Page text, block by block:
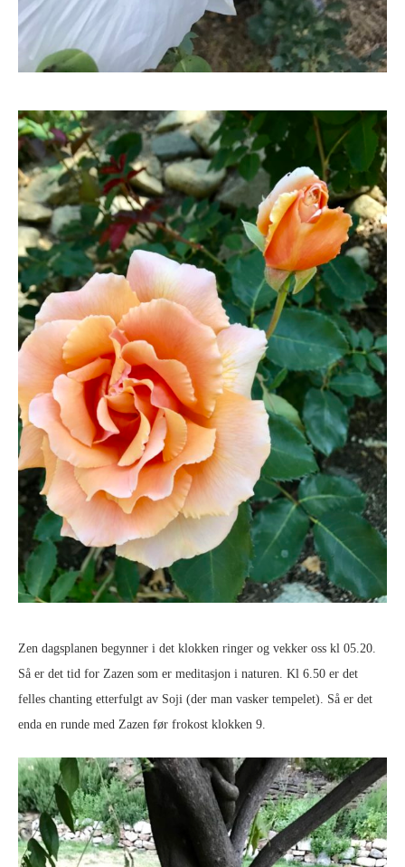
Zen dagsplanen begynner i det klokken ringer og vekker oss kl 05.20.
Så er det tid for Zazen som er meditasjon i naturen. Kl 6.50 er det
felles chanting etterfulgt av Soji (der man vasker tempelet). Så er det
enda en runde med Zazen før frokost klokken 9.